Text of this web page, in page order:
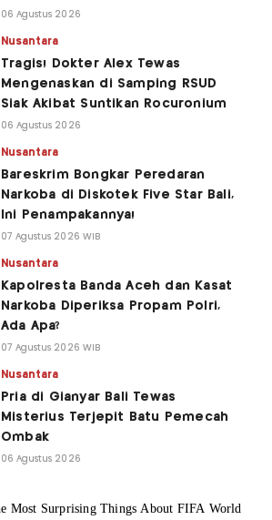
06 Agustus 2026
Nusantara
Tragis! Dokter Alex Tewas
Mengenaskan di Samping RSUD
Siak Akibat Suntikan Rocuronium
06 Agustus 2026
Nusantara
Bareskrim Bongkar Peredaran
Narkoba di Diskotek Five Star Bali,
Ini Penampakannya!
07 Agustus 2026 WIB
Nusantara
Kapolresta Banda Aceh dan Kasat
Narkoba Diperiksa Propam Polri,
Ada Apa?
07 Agustus 2026 WIB
Nusantara
Pria di Gianyar Bali Tewas
Misterius Terjepit Batu Pemecah
Ombak
06 Agustus 2026